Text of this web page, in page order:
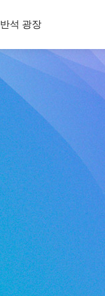
반석 광장